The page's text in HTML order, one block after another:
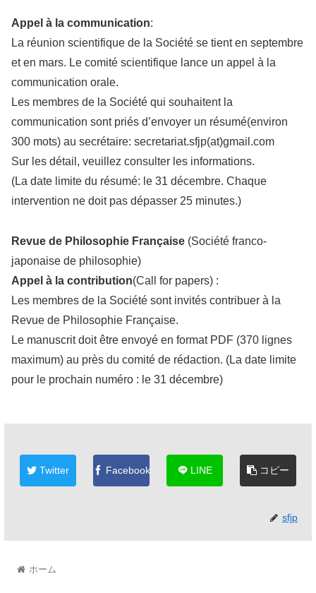
Appel à la communication:
La réunion scientifique de la Société se tient en septembre
et en mars. Le comité scientifique lance un appel à la
communication orale.
Les membres de la Société qui souhaitent la
communication sont priés d’envoyer un résumé(environ
300 mots) au secrétaire: secretariat.sfjp(at)gmail.com
Sur les détail, veuillez consulter les informations.
(La date limite du résumé: le 31 décembre. Chaque
intervention ne doit pas dépasser 25 minutes.)
Revue de Philosophie Française (Société franco-
japonaise de philosophie)
Appel à la contribution(Call for papers) :
Les membres de la Société sont invités contribuer à la
Revue de Philosophie Française.
Le manuscrit doit être envoyé en format PDF (370 lignes
maximum) au près du comité de rédaction. (La date limite
pour le prochain numéro : le 31 décembre)
Twitter Facebook LINE コピー
sfjp
ホーム